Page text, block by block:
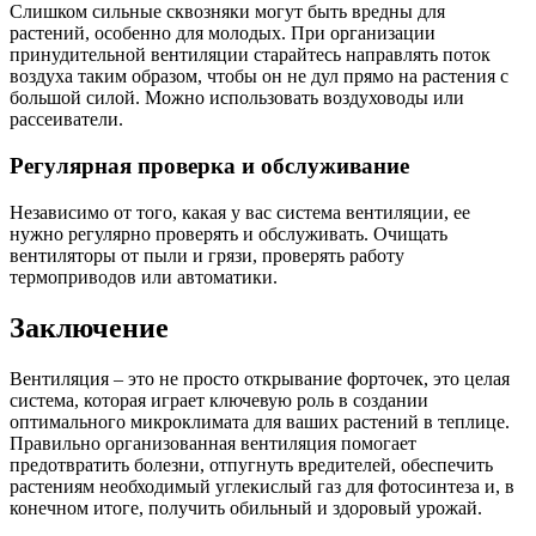
Слишком сильные сквозняки могут быть вредны для
растений, особенно для молодых. При организации
принудительной вентиляции старайтесь направлять поток
воздуха таким образом, чтобы он не дул прямо на растения с
большой силой. Можно использовать воздуховоды или
рассеиватели.
Регулярная проверка и обслуживание
Независимо от того, какая у вас система вентиляции, ее
нужно регулярно проверять и обслуживать. Очищать
вентиляторы от пыли и грязи, проверять работу
термоприводов или автоматики.
Заключение
Вентиляция – это не просто открывание форточек, это целая
система, которая играет ключевую роль в создании
оптимального микроклимата для ваших растений в теплице.
Правильно организованная вентиляция помогает
предотвратить болезни, отпугнуть вредителей, обеспечить
растениям необходимый углекислый газ для фотосинтеза и, в
конечном итоге, получить обильный и здоровый урожай.